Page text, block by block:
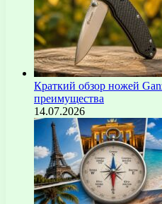
Краткий обзор ножей
преимущества
14.07.2026